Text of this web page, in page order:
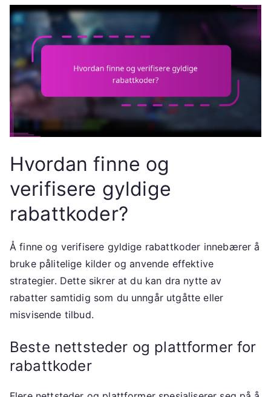
Hvordan finne og
verifisere gyldige
rabattkoder?
Å finne og verifisere gyldige rabattkoder innebærer å
bruke pålitelige kilder og anvende effektive
strategier. Dette sikrer at du kan dra nytte av
rabatter samtidig som du unngår utgåtte eller
misvisende tilbud.
Beste nettsteder og plattformer for
rabattkoder